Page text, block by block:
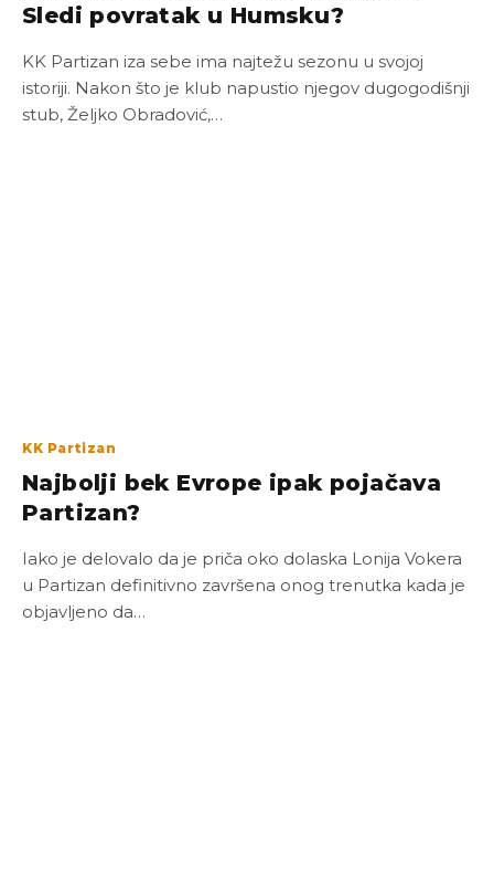
Sledi povratak u Humsku?
KK Partizan iza sebe ima najtežu sezonu u svojoj
istoriji. Nakon što je klub napustio njegov dugogodišnji
stub, Željko Obradović,…
KK Partizan
Najbolji bek Evrope ipak pojačava
Partizan?
Iako je delovalo da je priča oko dolaska Lonija Vokera
u Partizan definitivno završena onog trenutka kada je
objavljeno da…